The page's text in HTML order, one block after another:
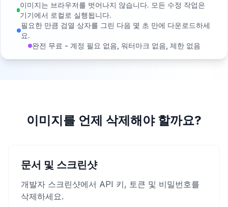
이미지는 브라우저를 벗어나지 않습니다. 모든 수정 작업은
기기에서 로컬로 실행됩니다.
필요한 만큼 검열 상자를 그린 다음 몇 초 만에 다운로드하세
요.
완전 무료 - 계정 필요 없음, 워터마크 없음, 제한 없음
이미지를 언제 삭제해야 할까요?
문서 및 스크린샷
개발자 스크린샷에서 API 키, 토큰 및 비밀번호를
삭제하세요.